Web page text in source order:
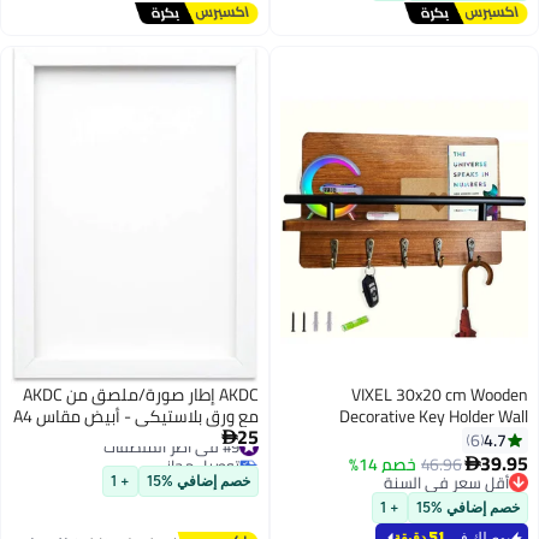
أقل سعر في 30 يوم
VIXEL 30x20 cm Wooden
Decorative Key Holder Wall
Mounted Entryway Organizer with
5 Hooks for Home Office
4.7
6
39.95
46.96خصم 14%
أقل سعر في السنة
أقل سعر في السنة
خصم إضافي %15 + 1
AKDC إطار صورة/ملصق من AKDC
مع ورق بلاستيكي - أبيض مقاس A4
25#9 في أطر الملصقات
توصيل مجاني
#9 في أطر الملصقات
خصم إضافي %15 + 1